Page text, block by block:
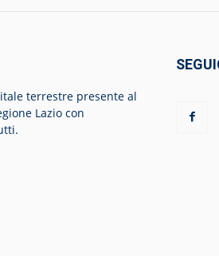
terrestre presente al
Lazio con